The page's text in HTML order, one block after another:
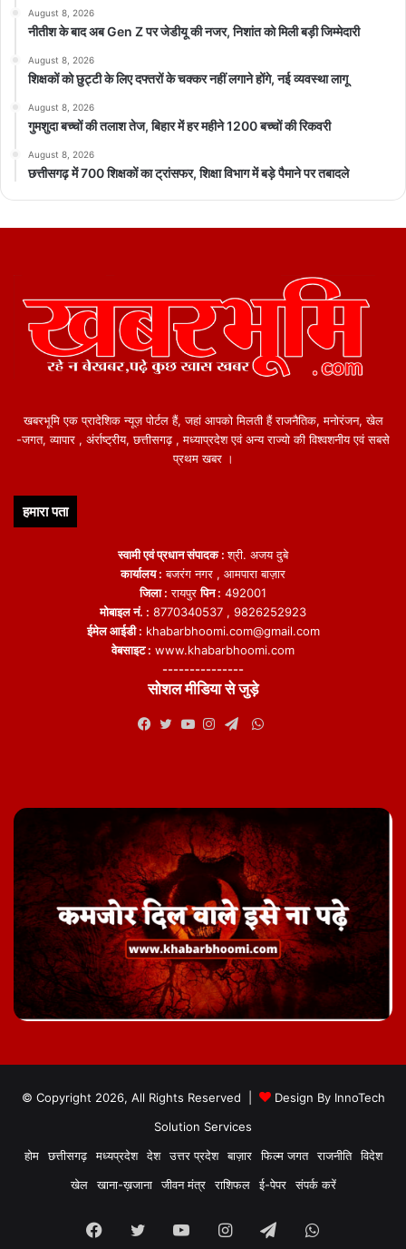
August 8, 2026
नीतीश के बाद अब Gen Z पर जेडीयू की नजर, निशांत को मिली बड़ी जिम्मेदारी
August 8, 2026
शिक्षकों को छुट्टी के लिए दफ्तरों के चक्कर नहीं लगाने होंगे, नई व्यवस्था लागू
August 8, 2026
गुमशुदा बच्चों की तलाश तेज, बिहार में हर महीने 1200 बच्चों की रिकवरी
August 8, 2026
छत्तीसगढ़ में 700 शिक्षकों का ट्रांसफर, शिक्षा विभाग में बड़े पैमाने पर तबादले
खबरभूमि एक प्रादेशिक न्यूज़ पोर्टल हैं, जहां आपको मिलती हैं राजनैतिक, मनोरंजन, खेल
-जगत, व्यापार , अंर्राष्ट्रीय, छत्तीसगढ़ , मध्याप्रदेश एवं अन्य राज्यो की विश्वशनीय एवं सबसे
प्रथम खबर ।
हमारा पता
स्वामी एवं प्रधान संपादक :श्री. अजय दुबे
कार्यालय : बजरंग नगर , आमपारा बाज़ार
जिला : रायपुरपिन : 492001
मोबाइल नं. : 8770340537 , 9826252923
ईमेल आईडी : khabarbhoomi.com@gmail.com
वेबसाइट : www.khabarbhoomi.com
---------------
सोशल मीडिया से जुड़े
WhatsApp
© Copyright 2026, All Rights Reserved | Design By InnoTech
Solution Services
होम
छत्तीसगढ़ मध्यप्रदेश देश उत्तर प्रदेश बाज़ार फिल्म जगत राजनीति
विदेश
खेल
खाना-ख़जाना जीवन मंत्र राशिफल ई-पेपर संपर्क करें
Facebook
TwitterYouTubeInstagram
TelegramWhatsApp